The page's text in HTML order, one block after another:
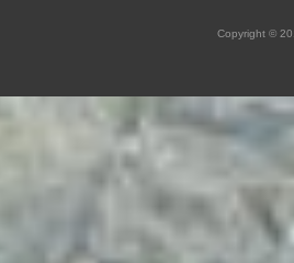
Copyright ©